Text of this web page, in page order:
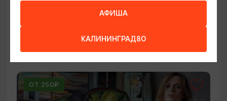
Брахерта в августе
Светлогорск, Дом-музей Германа Брахерта
ОТ 250₽
АФИША
КАЛИНИНГРАД80